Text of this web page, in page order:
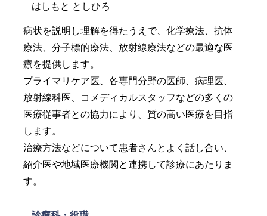
はしもと としひろ
病状を説明し理解を得たうえで、化学療法、抗体
療法、分子標的療法、放射線療法などの最適な医
療を提供します。
プライマリケア医、各専門分野の医師、病理医、
放射線科医、コメディカルスタッフなどの多くの
医療従事者との協力により、質の高い医療を目指
します。
治療方法などについて患者さんとよく話し合い、
紹介医や地域医療機関と連携して診療にあたりま
す。